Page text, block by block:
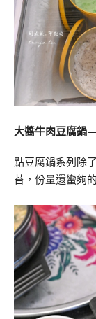
大醬牛肉豆腐鍋
點豆腐鍋系列除
苔，份量還蠻夠的